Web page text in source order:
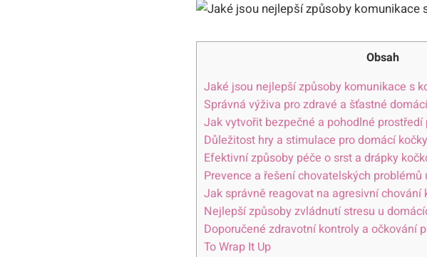
Obsah
Jaké jsou nejlepší způsoby komunikace s
Správná výživa pro zdravé a šťastné
Jak vytvořit bezpečné a pohodlné
Důležitost hry a stimulace pro domácí kočky
Efektivní způsoby péče o srst a drápky
Prevence a řešení chovatelských problémů
Jak správně reagovat na agresivní chování
Nejlepší způsoby zvládnutí stresu u
Doporučené zdravotní kontroly a očkování
To Wrap It Up